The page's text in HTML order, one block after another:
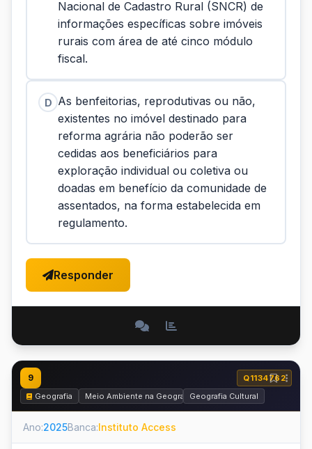
Nacional de Cadastro Rural (SNCR) de
informações específicas sobre imóveis
rurais com área de até cinco módulo
fiscal.
D As benfeitorias, reprodutivas ou não,
existentes no imóvel destinado para
reforma agrária não poderão ser
cedidas aos beneficiários para
exploração individual ou coletiva ou
doadas em benefício da comunidade de
assentados, na forma estabelecida em
regulamento.
Responder
9
Q1134762
Geografia
Meio Ambiente na GeografiaGeografia Cultural
Ano:2025Banca:Instituto Access